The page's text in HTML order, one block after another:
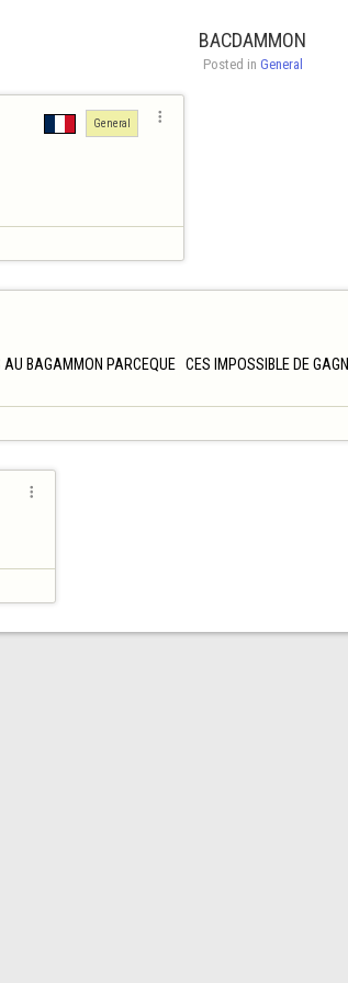
BACDAMMON
Posted in General
General 
BAGAMMON PARCEQUE   CES IMPOSSIBLE DE
